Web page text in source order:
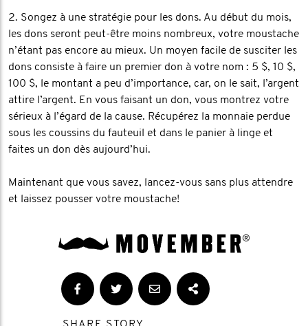
2. Songez à une stratégie pour les dons. Au début du mois,
les dons seront peut-être moins nombreux, votre moustache
n’étant pas encore au mieux. Un moyen facile de susciter les
dons consiste à faire un premier don à votre nom : 5 $, 10 $,
100 $, le montant a peu d’importance, car, on le sait, l’argent
attire l’argent. En vous faisant un don, vous montrez votre
sérieux à l’égard de la cause. Récupérez la monnaie perdue
sous les coussins du fauteuil et dans le panier à linge et
faites un don dès aujourd’hui.
Maintenant que vous savez, lancez-vous sans plus attendre
et laissez pousser votre moustache!